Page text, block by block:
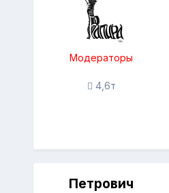
Модераторы
4,6т
Петрович